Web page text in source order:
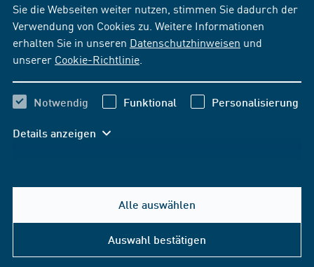
Sie die Webseiten weiter nutzen, stimmen Sie dadurch der
Verwendung von Cookies zu. Weitere Informationen
erhalten Sie in unseren Datenschutzhinweisen und
unserer Cookie-Richtlinie
Notwendig Funktional Personalisierung
Details anzeigen
Alle auswählen
Auswahl bestätigen